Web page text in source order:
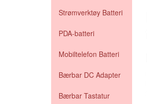
Strømverktøy Batteri
PDA-batteri
Mobiltelefon Batteri
Bærbar DC Adapter
Bærbar Tastatur